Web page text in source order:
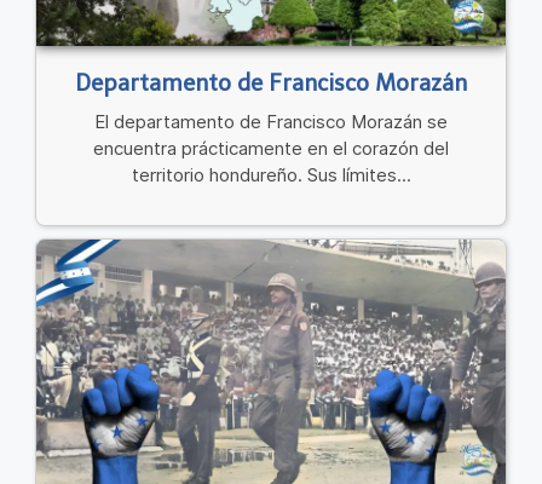
Departamento de Francisco Morazán
El departamento de Francisco Morazán se
encuentra prácticamente en el corazón del
territorio hondureño. Sus límites...